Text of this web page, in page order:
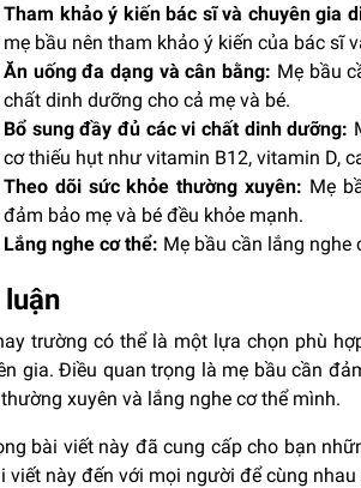
Tham khảo ý kiến bác sĩ và chuyên gia
mẹ bầu nên tham khảo ý kiến của bác sĩ
Ăn uống đa dạng và cân bằng: Mẹ bầu
chất dinh dưỡng cho cả mẹ và bé.
Bổ sung đầy đủ các vi chất dinh dưỡng:
cơ thiếu hụt như vitamin B12, vitamin D,
Theo dõi sức khỏe thường xuyên: Mẹ
đảm bảo mẹ và bé đều khỏe mạnh.
Lắng nghe cơ thể: Mẹ bầu cần lắng nghe
trường có thể là một lựa chọn phù
gia. Điều quan trọng là mẹ bầu cần
xuyên và lắng nghe cơ thể mình.
bài viết này đã cung cấp cho bạn
viết này đến với mọi người để cùng